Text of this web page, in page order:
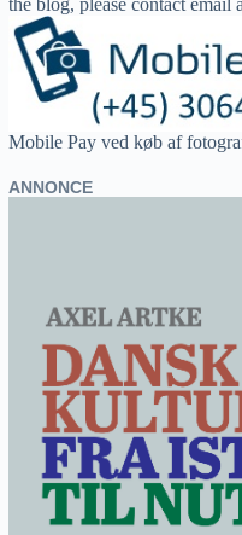
the blog, please contact email
Mobile Pay ved køb af
ANNONCE